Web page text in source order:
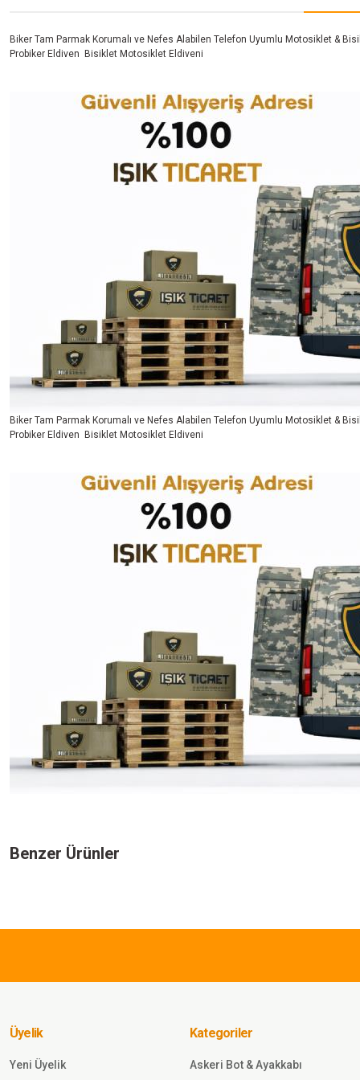
Biker Tam Parmak Korumalı ve Nefes Alabilen Telefon Uyumlu Motosiklet &
Probiker Eldiven Bisiklet Motosiklet Eldiveni
Biker Tam Parmak Korumalı ve Nefes Alabilen Telefon Uyumlu Motosiklet &
Probiker Eldiven Bisiklet Motosiklet Eldiveni
Benzer Ürünler
Üyelik
Yeni Üyelik
Kategoriler
Askeri Bot & Ayakkabı